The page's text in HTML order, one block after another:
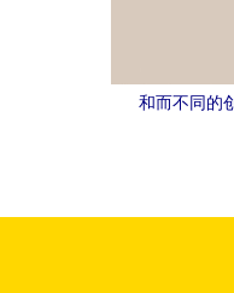
和而不同的